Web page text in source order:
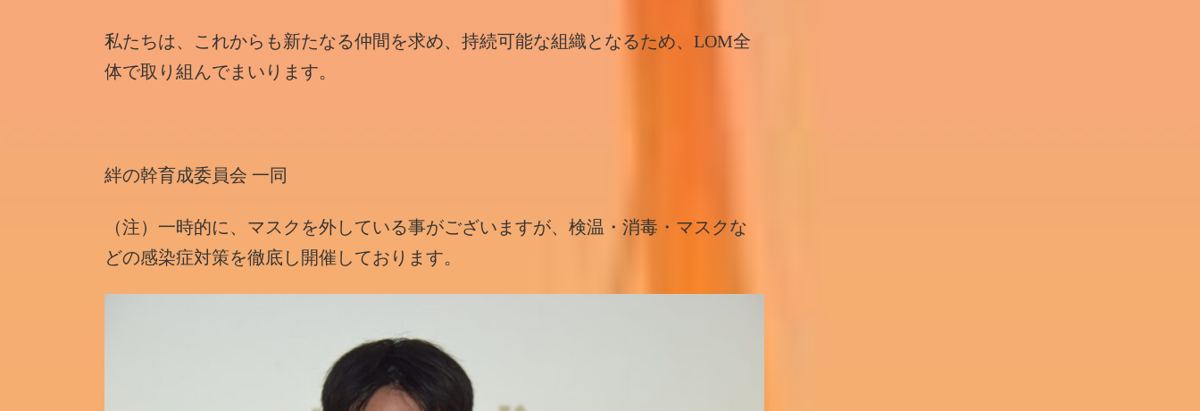
私たちは、これからも新たなる仲間を求め、持続可能な組織となるため、LOM全
体で取り組んでまいります。
絆の幹育成委員会 一同
（注）一時的に、マスクを外している事がございますが、検温・消毒・マスクな
どの感染症対策を徹底し開催しております。